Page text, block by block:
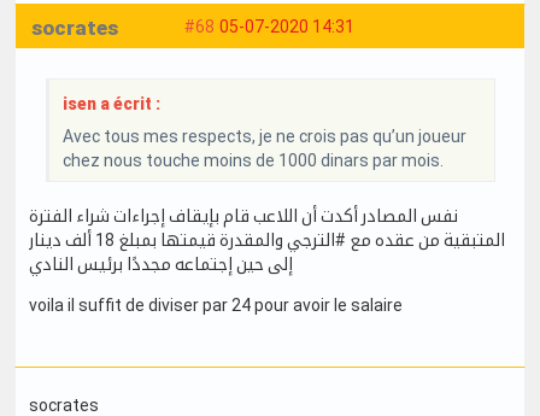
#68 05-07-2020 14:31
socrates
isen a écrit :
Avec tous mes respects, je ne crois pas qu’un joueur
chez nous touche moins de 1000 dinars par mois.
نفس المصادر أكدت أن اللاعب قام بإيقاف إجراءات شراء الفترة
المتبقية من عقده مع #الترجي والمقدرة قيمتها بمبلغ 18 ألف دينار
إلى حين إجتماعه مجددًا برئيس النادي
voila il suffit de diviser par 24 pour avoir le salaire
socrates